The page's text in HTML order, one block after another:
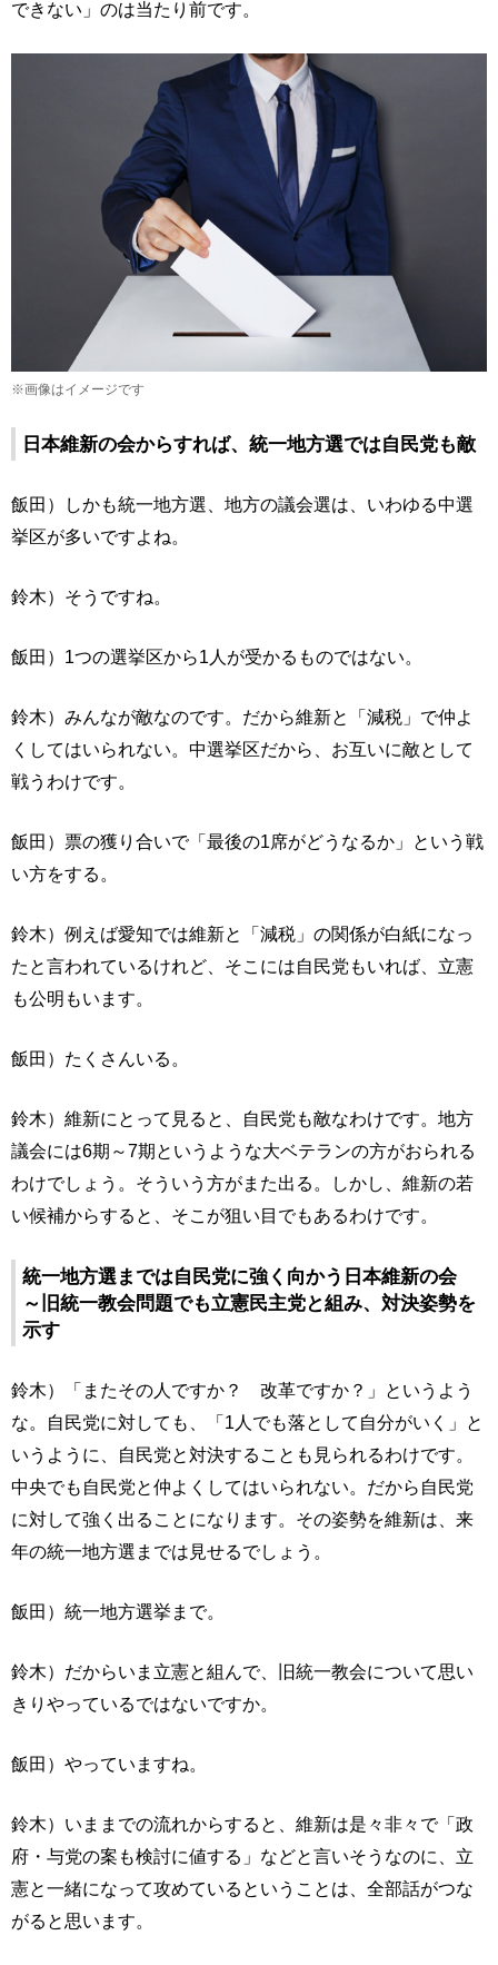
できない」のは当たり前です。
※画像はイメージです
日本維新の会からすれば、統一地方選では自民党も敵
飯田）しかも統一地方選、地方の議会選は、いわゆる中選
挙区が多いですよね。
鈴木）そうですね。
飯田）1つの選挙区から1人が受かるものではない。
鈴木）みんなが敵なのです。だから維新と「減税」で仲よ
くしてはいられない。中選挙区だから、お互いに敵として
戦うわけです。
飯田）票の獲り合いで「最後の1席がどうなるか」という戦
い方をする。
鈴木）例えば愛知では維新と「減税」の関係が白紙になっ
たと言われているけれど、そこには自民党もいれば、立憲
も公明もいます。
飯田）たくさんいる。
鈴木）維新にとって見ると、自民党も敵なわけです。地方
議会には6期～7期というような大ベテランの方がおられる
わけでしょう。そういう方がまた出る。しかし、維新の若
い候補からすると、そこが狙い目でもあるわけです。
統一地方選までは自民党に強く向かう日本維新の会
～旧統一教会問題でも立憲民主党と組み、対決姿勢を
示す
鈴木）「またその人ですか？ 改革ですか？」というよう
な。自民党に対しても、「1人でも落として自分がいく」と
いうように、自民党と対決することも見られるわけです。
中央でも自民党と仲よくしてはいられない。だから自民党
に対して強く出ることになります。その姿勢を維新は、来
年の統一地方選までは見せるでしょう。
飯田）統一地方選挙まで。
鈴木）だからいま立憲と組んで、旧統一教会について思い
きりやっているではないですか。
飯田）やっていますね。
鈴木）いままでの流れからすると、維新は是々非々で「政
府・与党の案も検討に値する」などと言いそうなのに、立
憲と一緒になって攻めているということは、全部話がつな
がると思います。